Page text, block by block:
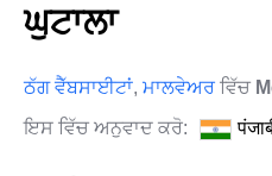
ਘੁਟਾਲਾ
ਠੱਗ ਵੈੱਬਸਾਈਟਾਂ, ਮਾਲਵੇਅਰ ਵਿੱਚ
ਇਸ ਵਿੱਚ ਅਨੁਵਾਦ ਕਰੋ: